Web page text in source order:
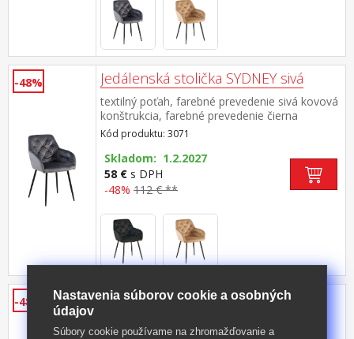
-48% Jedálenská stolička SYDNEY sivá
textilný poťah, farebné prevedenie sivá kovová
konštrukcia, farebné prevedenie čierna
Kód produktu: 3071
Skladom: 1.2.2027
58 € s DPH
-48% 112 € **
-48% Jedálenská stolička SYDNEY béžová
béžová kovová konštrukcia, farebné
Nastavenia súborov cookie a osobných
údajov
Súbory cookie používame na zhromažďovanie a